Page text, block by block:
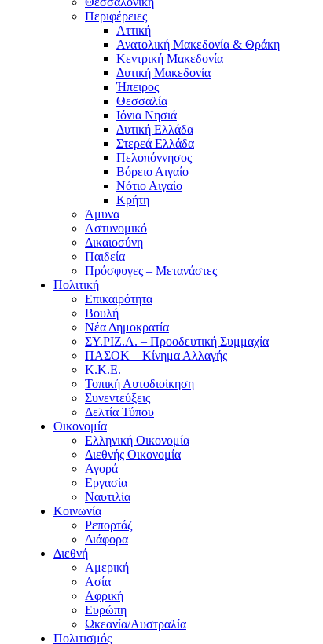
Περιφέρειες
Αττική
Ανατολική Μακεδονία & Θράκη
Κεντρική Μακεδονία
Δυτική Μακεδονία
Ήπειρος
Θεσσαλία
Ιόνια Νησιά
Δυτική Ελλάδα
Στερεά Ελλάδα
Πελοπόννησος
Βόρειο Αιγαίο
Νότιο Αιγαίο
Κρήτη
Άμυνα
Αστυνομικό
Δικαιοσύνη
Παιδεία
Πρόσφυγες – Μετανάστες
Πολιτική
Επικαιρότητα
Βουλή
Νέα Δημοκρατία
ΣΥ.ΡΙΖ.Α. – Προοδευτική Συμμαχία
ΠΑΣΟΚ – Κίνημα Αλλαγής
Κ.Κ.Ε.
Τοπική Αυτοδιοίκηση
Συνεντεύξεις
Δελτία Τύπου
Οικονομία
Ελληνική Οικονομία
Διεθνής Οικονομία
Αγορά
Εργασία
Ναυτιλία
Κοινωνία
Ρεπορτάζ
Διάφορα
Διεθνή
Αμερική
Ασία
Αφρική
Ευρώπη
Ωκεανία/Αυστραλία
Πολιτισμός